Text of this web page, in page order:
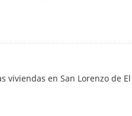
viviendas en San Lorenzo de